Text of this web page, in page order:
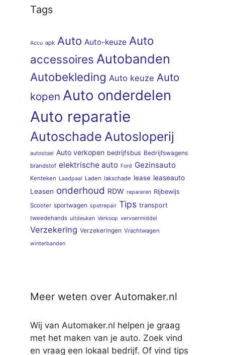
Tags
Accu apk Auto Auto-keuze Auto
accessoires Autobanden
Autobekleding Auto keuze Auto
kopen Auto onderdelen
Auto reparatie
Autoschade Autosloperij
autostoel Auto verkopen bedrijfsbus Bedrijfswagens
brandstof elektrische auto Ford Gezinsauto
Kenteken Laadpaal Laden lakschade lease leaseauto
Leasen onderhoud RDW repareren Rijbewijs
Scooter sportwagen spotrepair Tips transport
tweedehands uitdeuken Verkoop vervoermiddel
Verzekering Verzekeringen Vrachtwagen
winterbanden
Meer weten over Automaker.nl
Wij van Automaker.nl helpen je graag
met het maken van je auto. Zoek vind
en vraag een lokaal bedrijf. Of vind tips